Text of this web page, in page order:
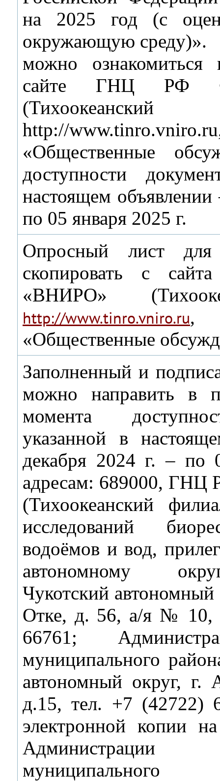
на 2025 год (с
окружающую среду)».
можно
сайте ГНЦ РФ
http://
«Общественные
доступности
настоящем
по 05 января 2025 г.
Опросный лист для
скопировать с
«ВНИРО»
http://www.tinro.vniro.ru,
«Общественные
Заполненный и
можно направить в
момента
указанной в
декабря 2024 г. – по
адресам: 689000,
(Тихоокеанский
исследований
водоёмов и вод,
автономному
Чукотский
Отке, д. 56, а/я № 10,
66761;
муниципального
автономный округ,
д.15, тел. +7 (42722)
электронной копии